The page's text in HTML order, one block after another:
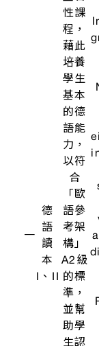
以符
合
「歐
語參
考架
構」
A2級
的標
準，
並幫
助學
生認
識與
瞭解
德語
系國
家重
要的
社
會、
文化